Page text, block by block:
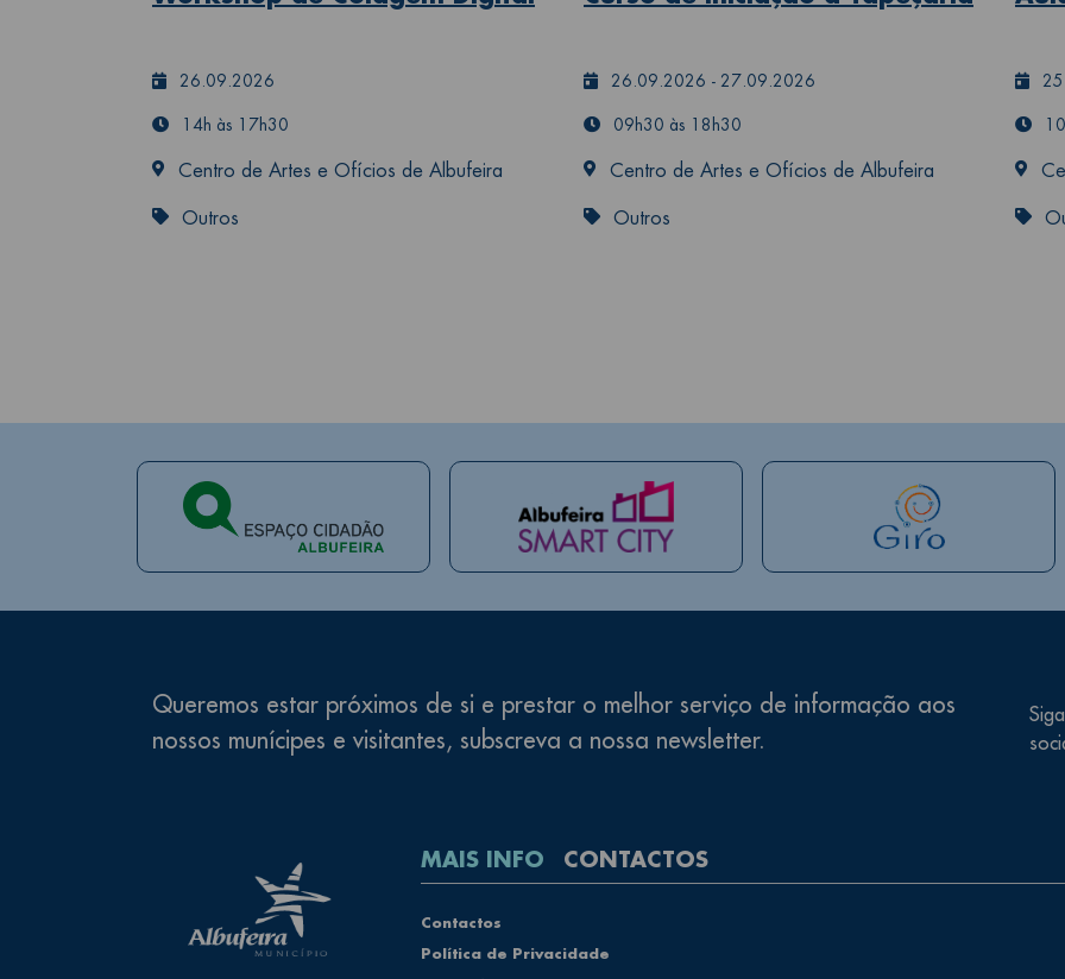
26.09.2026
14h às 17h30
Centro de Artes e Ofícios de Albufeira
Outros
26.09.2026 - 27.09.2026
09h30 às 18h30
Centro de Artes e Ofícios de Albufeira
Outros
Queremos estar próximos de si e prestar o melhor serviço de informação aos
nossos munícipes e visitantes, subscreva a nossa newsletter.
MAIS INFO CONTACTOS
Contactos
Política de Privacidade